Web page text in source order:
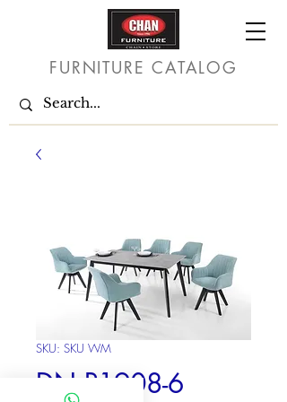
FURNITURE CATALOG
SKU: SKU WM
DN P1908-6